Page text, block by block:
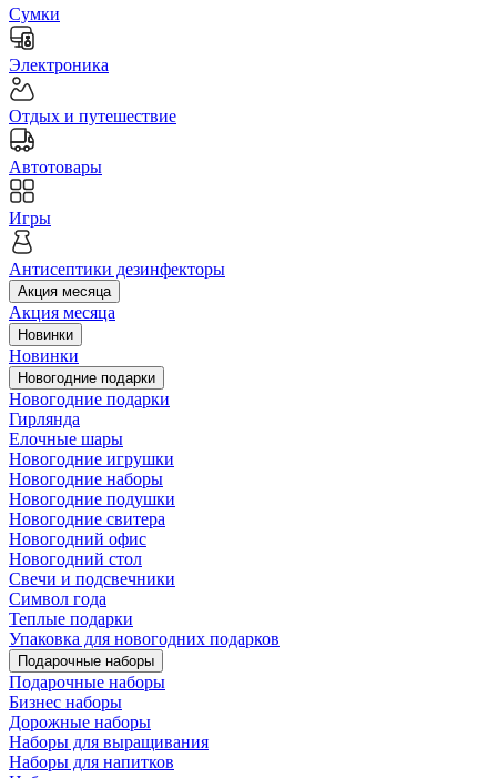
Сумки
Электроника
Отдых и путешествие
Автотовары
Игры
Антисептики дезинфекторы
Акция месяца
Акция месяца
Новинки
Новинки
Новогодние подарки
Новогодние подарки
Гирлянда
Елочные шары
Новогодние игрушки
Новогодние наборы
Новогодние подушки
Новогодние свитера
Новогодний офис
Новогодний стол
Свечи и подсвечники
Символ года
Теплые подарки
Упаковка для новогодних подарков
Подарочные наборы
Подарочные наборы
Бизнес наборы
Дорожные наборы
Наборы для выращивания
Наборы для напитков